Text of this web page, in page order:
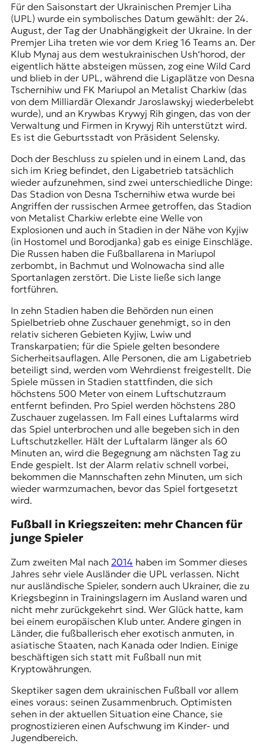
Für den Saisonstart der Ukrainischen Premjer Liha
(UPL) wurde ein symbolisches Datum gewählt: der 24.
August, der Tag der Unabhängigkeit der Ukraine. In der
Premjer Liha treten wie vor dem Krieg 16 Teams an. Der
Klub Mynaj aus dem westukrainischen Ush‘horod, der
eigentlich hätte absteigen müssen, zog eine Wild Card
und blieb in der UPL, während die Ligaplätze von Desna
Tschernihiw und FK Mariupol an Metalist Charkiw (das
von dem Milliardär Olexandr Jaroslawskyj wiederbelebt
wurde), und an Krywbas Krywyj Rih gingen, das von der
Verwaltung und Firmen in Krywyj Rih unterstützt wird.
Es ist die Geburtsstadt von Präsident Selensky.
Doch der Beschluss zu spielen und in einem Land, das
sich im Krieg befindet, den Ligabetrieb tatsächlich
wieder aufzunehmen, sind zwei unterschiedliche Dinge:
Das Stadion von Desna Tschernihiw etwa wurde bei
Angriffen der russischen Armee getroffen, das Stadion
von Metalist Charkiw erlebte eine Welle von
Explosionen und auch in Stadien in der Nähe von Kyjiw
(in Hostomel und Borodjanka) gab es einige Einschläge.
Die Russen haben die Fußballarena in Mariupol
zerbombt, in Bachmut und Wolnowacha sind alle
Sportanlagen zerstört. Die Liste ließe sich lange
fortführen.
In zehn Stadien haben die Behörden nun einen
Spielbetrieb ohne Zuschauer genehmigt, so in den
relativ sicheren Gebieten Kyjiw, Lwiw und
Transkarpatien; für die Spiele gelten besondere
Sicherheitsauflagen. Alle Personen, die am Ligabetrieb
beteiligt sind, werden vom Wehrdienst freigestellt. Die
Spiele müssen in Stadien stattfinden, die sich
höchstens 500 Meter von einem Luftschutzraum
entfernt befinden. Pro Spiel werden höchstens 280
Zuschauer zugelassen. Im Fall eines Luftalarms wird
das Spiel unterbrochen und alle begeben sich in den
Luftschutzkeller. Hält der Luftalarm länger als 60
Minuten an, wird die Begegnung am nächsten Tag zu
Ende gespielt. Ist der Alarm relativ schnell vorbei,
bekommen die Mannschaften zehn Minuten, um sich
wieder warmzumachen, bevor das Spiel fortgesetzt
wird.
Fußball in Kriegszeiten: mehr Chancen für
junge Spieler
Zum zweiten Mal nach 2014 haben im Sommer dieses
Jahres sehr viele Ausländer die UPL verlassen. Nicht
nur ausländische Spieler, sondern auch Ukrainer, die zu
Kriegsbeginn in Trainingslagern im Ausland waren und
nicht mehr zurückgekehrt sind. Wer Glück hatte, kam
bei einem europäischen Klub unter. Andere gingen in
Länder, die fußballerisch eher exotisch anmuten, in
asiatische Staaten, nach Kanada oder Indien. Einige
beschäftigen sich statt mit Fußball nun mit
Kryptowährungen.
Skeptiker sagen dem ukrainischen Fußball vor allem
eines voraus: seinen Zusammenbruch. Optimisten
sehen in der aktuellen Situation eine Chance, sie
prognostizieren einen Aufschwung im Kinder- und
Jugendbereich.